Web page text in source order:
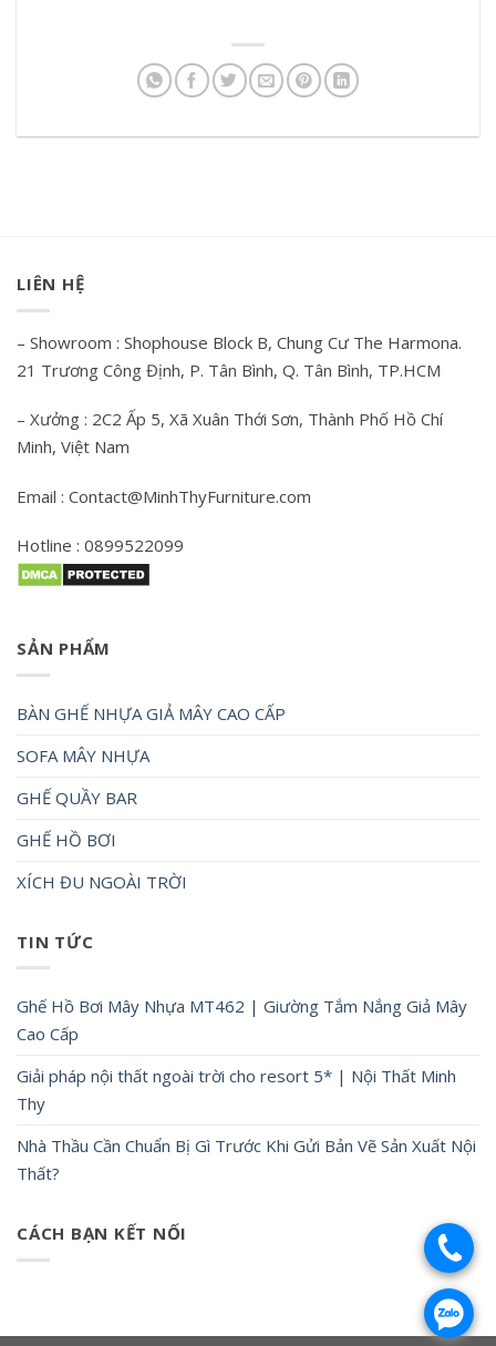
LIÊN HỆ
– Showroom : Shophouse Block B, Chung Cư The Harmona.
21 Trương Công Định, P. Tân Bình, Q. Tân Bình, TP.HCM
– Xưởng : 2C2 Ấp 5, Xã Xuân Thới Sơn, Thành Phố Hồ Chí
Minh, Việt Nam
Email : Contact@MinhThyFurniture.com
Hotline : 0899522099
SẢN PHẨM
BÀN GHẾ NHỰA GIẢ MÂY CAO CẤP
SOFA MÂY NHỰA
GHẾ QUẦY BAR
GHẾ HỒ BƠI
XÍCH ĐU NGOÀI TRỜI
TIN TỨC
Ghế Hồ Bơi Mây Nhựa MT462 | Giường Tắm Nắng Giả Mây
Cao Cấp
Giải pháp nội thất ngoài trời cho resort 5* | Nội Thất Minh
Thy
Nhà Thầu Cần Chuẩn Bị Gì Trước Khi Gửi Bản Vẽ Sản Xuất Nội
Thất?
CÁCH BẠN KẾT NỐI
.
.